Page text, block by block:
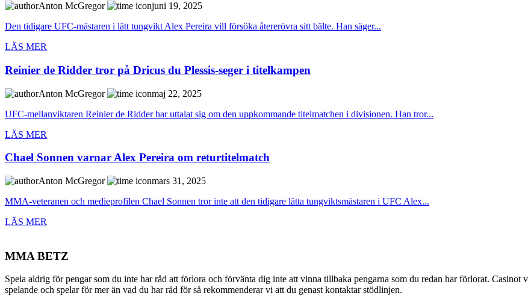
Anton McGregor
juni 19, 2025
Den tidigare UFC-mästaren i lätt tungvikt Alex Pereira vill försöka återerövra sitt bälte. Han säger...
LÄS MER
Reinier de Ridder tror på Dricus du Plessis-seger i titelkampen
Anton McGregor
maj 22, 2025
UFC-mellanviktaren Reinier de Ridder har uttalat sig om den uppkommande titelmatchen i divisionen. Han tror...
LÄS MER
Chael Sonnen varnar Alex Pereira om returtitelmatch
Anton McGregor
mars 31, 2025
MMA-veteranen och medieprofilen Chael Sonnen tror inte att den tidigare lätta tungviktsmästaren i UFC Alex...
LÄS MER
MMA BETZ
Spela aldrig för pengar som du inte har råd att förlora och förvänta dig inte att vinna tillbaka pengarna som du redan har förlorat.
spelande och spelar för mer än vad du har råd för så rekommenderar vi att du genast kontaktar stödlinjen.